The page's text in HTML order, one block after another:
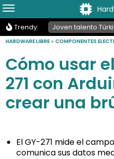
Trendy: Joven talento
HARDWARE LIBRE »COMPONENTES
Cómo usar
271 con
crear una
El GY-271 mide el
comunica sus datos